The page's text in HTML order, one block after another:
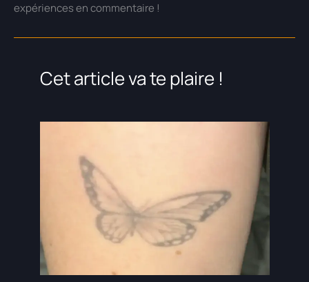
expériences en commentaire !
Cet article va te plaire !